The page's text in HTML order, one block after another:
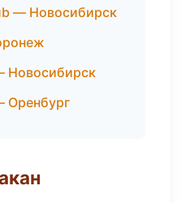
— Новосибирск
Новосибирск
Оренбург